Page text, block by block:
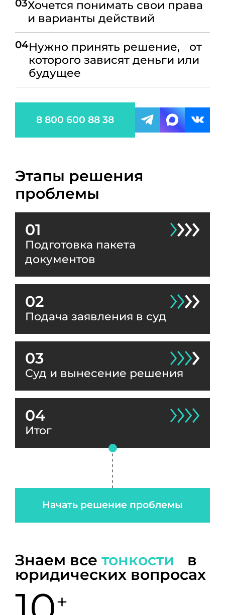
03Хочется понимать свои права
и варианты действий
04Нужно принять решение, от
которого зависят деньги или
будущее
8 800 600 88 38
Этапы решения
проблемы
01
Подготовка пакета
документов
02
Подача заявления в суд
03
Суд и вынесение решения
04
Итог
Начать решение проблемы
Знаем все тонкости в
юридических вопросах
+